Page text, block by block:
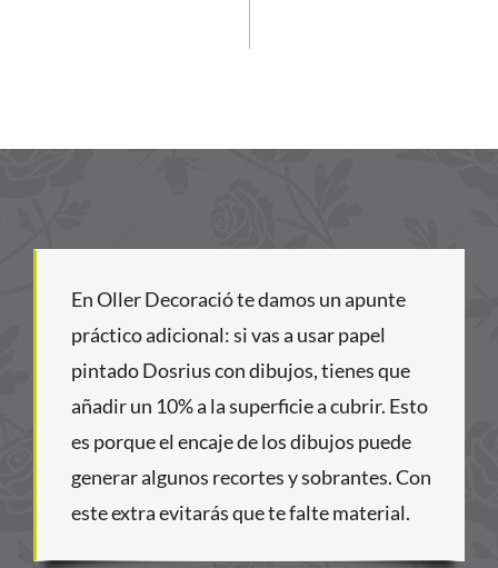
En Oller Decoració te damos un apunte
práctico adicional: si vas a usar papel
pintado Dosrius con dibujos, tienes que
añadir un 10% a la superficie a cubrir. Esto
es porque el encaje de los dibujos puede
generar algunos recortes y sobrantes. Con
este extra evitarás que te falte material.